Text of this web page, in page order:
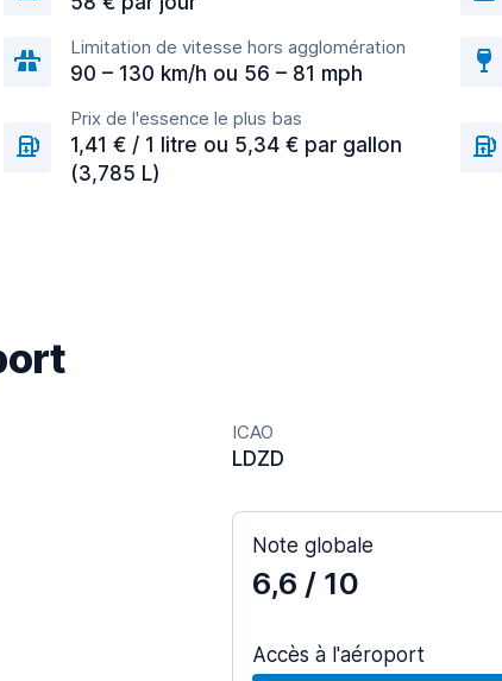
Limitation de vitesse hors agglomération
90 – 130 km/h ou 56 – 81 mph
Prix de l'essence le plus bas
1,41 € / 1 litre ou 5,34 € par gallon
(3,785 L)
ICAO
LDZD
Note globale
6,6 / 10
Accès à l'aéroport